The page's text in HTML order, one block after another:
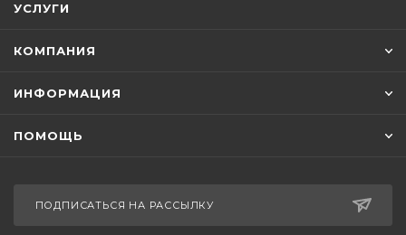
УСЛУГИ
КОМПАНИЯ
ИНФОРМАЦИЯ
ПОМОЩЬ
ПОДПИСАТЬСЯ НА РАССЫЛКУ